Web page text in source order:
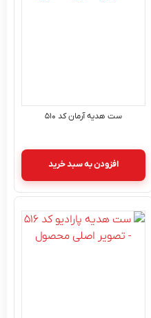
ست هدیه آرمان کد ۵۱۰
افزودن به سبد خرید